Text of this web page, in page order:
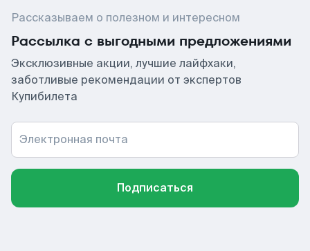
Рассказываем о полезном и интересном
Рассылка с выгодными предложениями
Эксклюзивные акции, лучшие лайфхаки,
заботливые рекомендации от экспертов
Купибилета
Электронная почта
Подписаться